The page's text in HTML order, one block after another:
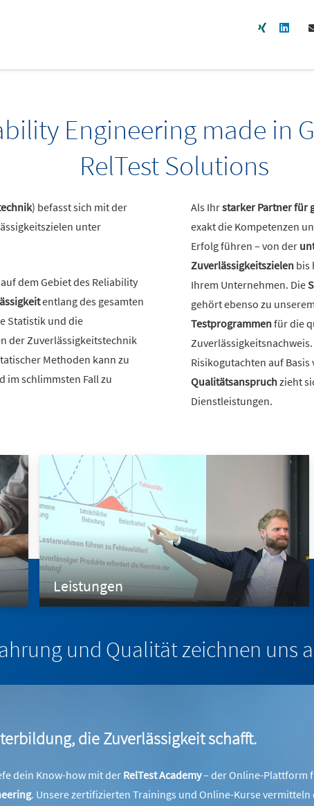
Engineering made in
RelTest Solutions
) befasst sich mit der
unter
dem Gebiet des Reliability
entlang des gesamten
Statistik und die
der Zuverlässigkeitstechnik
Methoden kann zu
schlimmsten Fall zu
Als Ihrstarker Partner für
exakt die Kompetenzen
Erfolg führen – von der
Zuverlässigkeitszielen bis
Ihrem Unternehmen. Die
gehört ebenso zu
Testprogrammenfür die
Risikogutachten auf
Qualitätsanspruchzieht
Dienstleistungen.
Leistungen
und Qualität zeichnen uns
die Zuverlässigkeit schafft.
dein Know-how mit der RelTest Academy– der Online-Plattform
. Unsere zertifizierten Trainings und Online-Kurse